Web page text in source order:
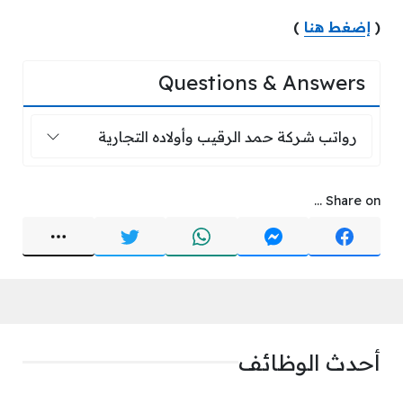
( إضغط هنا )
Questions & Answers
رواتب شركة حمد الرقيب وأولاده
رواتب شركة حمد الرقيب وأولاده التجارية
Share on ...
أحدث الوظائف